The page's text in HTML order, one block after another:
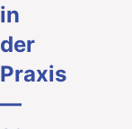
in
der
Praxis
—